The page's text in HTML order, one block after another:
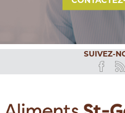
SUIVEZ-